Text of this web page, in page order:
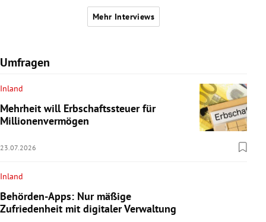
Mehr Interviews
Umfragen
Inland
Mehrheit will Erbschaftssteuer für
Millionenvermögen
23.07.2026
Inland
Behörden-Apps: Nur mäßige
Zufriedenheit mit digitaler Verwaltung